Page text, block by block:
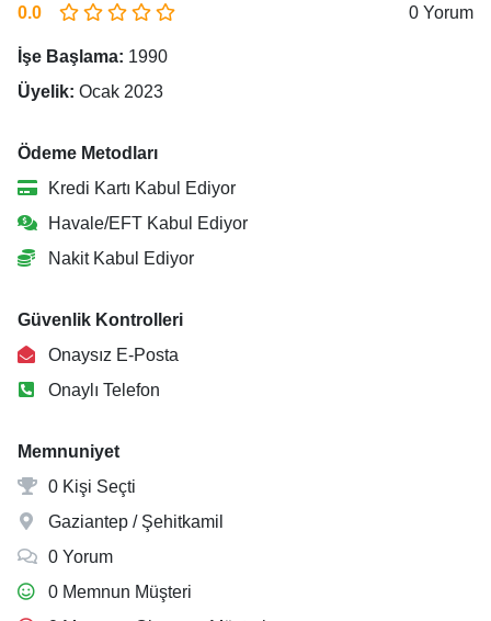
0.0 0 Yorum
İşe Başlama: 1990
Üyelik: Ocak 2023
Ödeme Metodları
Kredi Kartı Kabul Ediyor
Havale/EFT Kabul Ediyor
Nakit Kabul Ediyor
Güvenlik Kontrolleri
Onaysız E-Posta
Onaylı Telefon
Memnuniyet
0 Kişi Seçti
Gaziantep / Şehitkamil
0 Yorum
0 Memnun Müşteri